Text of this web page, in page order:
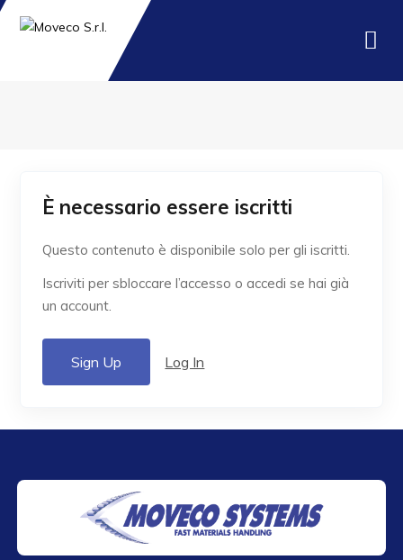
È necessario essere iscritti
Questo contenuto è disponibile solo per gli iscritti.
Iscriviti per sbloccare l’accesso o accedi se hai già
un account.
Sign Up Log In